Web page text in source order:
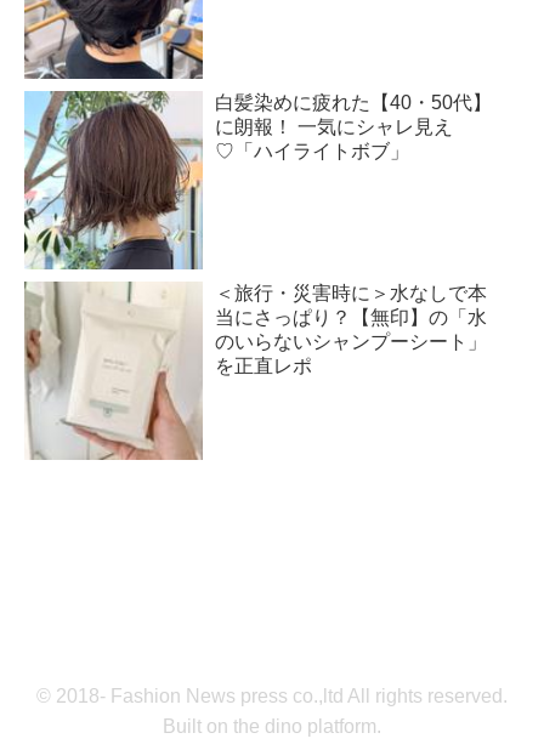
白髪染めに疲れた【40・50代】
に朗報！ 一気にシャレ見え
♡「ハイライトボブ」
＜旅行・災害時に＞水なしで本
当にさっぱり？【無印】の「水
のいらないシャンプーシート」
を正直レポ
© 2018- Fashion News press co.,ltd All rights reserved.
Built on the dino platform.